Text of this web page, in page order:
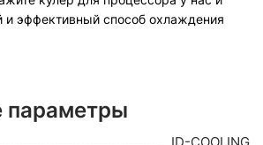
и эффективный способ охлаждения
параметры